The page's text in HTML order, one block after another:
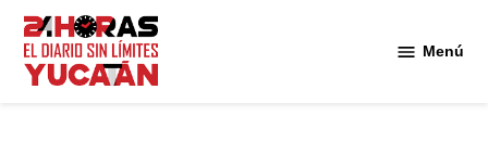
Saltar
contenido
Menú